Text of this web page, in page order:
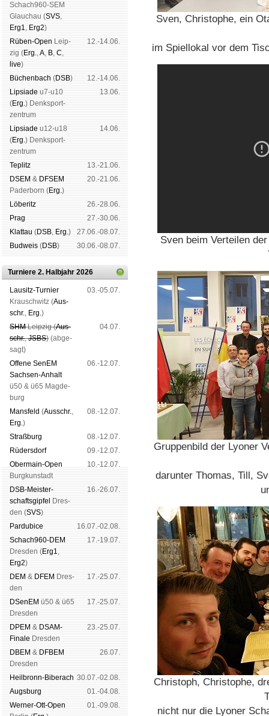
Schach960-SEM
Glau­chau (SVS,
Erg1, Erg2)
Rüben-Open Leip­
zig (Erg.,A, B, C,
live)
12.-14.06.
Büchen­bach (DSB)
12.-14.06.
Lipsiade u7-u10
(Erg.) Denk­sport­
zen­trum
13.06.
Lipsiade u12-u18
(Erg.) Denk­sport­
zen­trum
14.06.
Tep­litz
13.-21.06.
DSEM & DFSEM
Pader­born (Erg.)
20.-21.06.
Lö­be­ritz
26.-28.06.
Prag
27.-30.06.
Klat­tau (DSB, Erg.)
27.06.-08.07.
Bud­weis (DSB) 30.06.-08.07.
Turniere 2. Halbjahr 2026
Lau­sitz-Tur­nier
Krausch­witz (Aus­
schr., Erg.)
03.-05.07.
SHMLeip­zig (Aus­
schr.,JSBS) (ab­ge­
sagt)
04.07.
Offene SenEM
Sach­sen-An­halt
ü50 & ü65 Mag­de­
burg
06.-12.07.
Mans­feld (Aus­schr.,
Erg.)
08.-12.07.
Straß­burg
08.-12.07.
Rüders­dorf
09.-12.07.
Ober­main-Open
Burg­kun­stadt
10.-12.07.
DSB-Meister­
schafts­gipfel
Dres­
den (SVS)
16.-26.07.
Pardu­bice
16.07.-02.08.
Schach960-DEM
Dres­den (Erg1,
Erg2)
17.-19.07.
DEM & DFEM Dres­
den
17.-25.07.
DSenEM ü50 & ü65
Dres­den
17.-25.07.
DPEM & DSAM-
Finale Dres­den
23.-25.07.
DBEM & DFBEM
Dres­den
26.07.
Heil­bronn-Bi­ber­ach 30.07.-02.08.
Augs­burg
01.-04.08.
Werner-Ott-Open
01.-09.08.
Sven, Christophe, ein
im Spiellokal vor dem
Sven beim Verteilen
Gruppenbild der Lyoner
darunter Thomas, Till,
Christoph, Christophe,
nicht nur die Lyoner